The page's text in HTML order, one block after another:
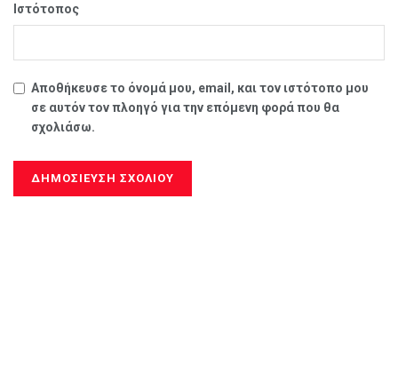
Ιστότοπος
Αποθήκευσε το όνομά μου, email, και τον ιστότοπο μου
σε αυτόν τον πλοηγό για την επόμενη φορά που θα
σχολιάσω.